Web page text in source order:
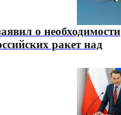
о необходимости
ракет над